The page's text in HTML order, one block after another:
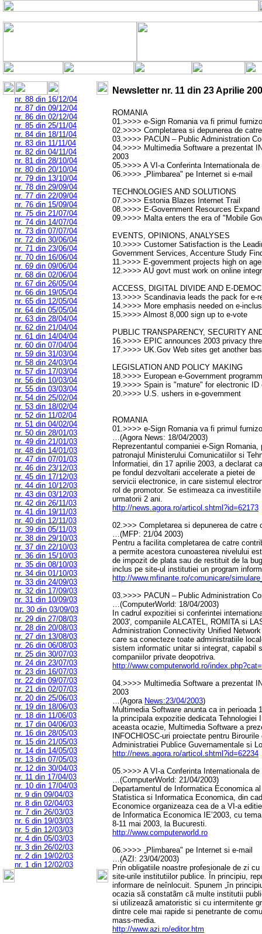
nr. 88 din 16/12/04
nr. 87 din 09/12/04
nr. 86 din 02/12/04
nr. 85 din 25/11/04
nr. 84 din 18/11/04
nr. 83 din 11/11/04
nr. 82 din 04/11/04
nr. 81 din 28/10/04
nr. 80 din 20/10/04
nr. 79 din 13/10/04
nr. 78 din 29/09/04
nr. 77 din 22/09/04
nr. 76 din 15/09/04
nr. 75 din 21/07/04
nr. 74 din 14/07/04
nr. 73 din 07/07/04
nr. 72 din 30/06/04
nr. 71 din 23/06/04
nr. 70 din 16/06/04
nr. 69 din 09/06/04
nr. 68 din 02/06/04
nr. 67 din 26/05/04
nr. 66 din 19/05/04
nr. 65 din 12/05/04
nr. 64 din 05/05/04
nr. 63 din 28/04/04
nr. 62 din 21/04/04
nr. 61 din 14/04/04
nr. 60 din 07/04/04
nr. 59 din 31/03/04
nr. 58 din 24/03/04
nr. 57 din 17/03/04
nr. 56 din 10/03/04
nr. 55 din 03/03/04
nr. 54 din 25/02/04
nr. 53 din 18/02/04
nr. 52 din 11/02/04
nr. 51 din 04/02/04
nr. 50 din 28/01/03
nr. 49 din 21/01/03
nr. 48 din 14/01/03
nr. 47 din 07/01/03
nr. 46 din 23/12/03
nr. 45 din 17/12/03
nr. 44 din 10/12/03
nr. 43 din 03/12/03
nr. 42 din 26/11/03
nr. 41 din 19/11/03
nr. 40 din 12/11/03
nr. 39 din 05/11/03
nr. 38 din 29/10/03
nr. 37 din 22/10/03
nr. 36 din 15/10/03
nr. 35 din 08/10/03
nr. 34 din 01/10/03
nr. 33 din 24/09/03
nr. 32 din 17/09/03
nr. 31 din 10/09/03
nr. 30 din 03/09/03
nr. 29 din 27/08/03
nr. 28 din 20/08/03
nr. 27 din 13/08/03
nr. 26 din 06/08/03
nr. 25 din 30/07/03
nr. 24 din 23/07/03
nr. 23 din 16/07/03
nr. 22 din 09/07/03
nr. 21 din 02/07/03
nr. 20 din 25/06/03
nr. 19 din 18/06/03
nr. 18 din 11/06/03
nr. 17 din 04/06/03
nr. 16 din 28/05/03
nr. 15 din 21/05/03
nr. 14 din 14/05/03
nr. 13 din 07/05/03
nr. 12 din 30/04/03
nr. 11 din 17/04/03
nr. 10 din 17/04/03
nr. 9 din 09/04/03
nr. 8 din 02/04/03
nr. 7 din 26/03/03
nr. 6 din 19/03/03
nr. 5 din 12/03/03
nr. 4 din 05/03/03
nr. 3 din 26/02/03
nr. 2 din 19/02/03
nr. 1 din 12/02/03
Newsletter nr. 11 din 23 Aprilie
ROMANIA
01.>>>> e-Sign Romania va fi primul
02.>>>> Completarea si depunerea de
03.>>>> PACUN – Public Administration
04.>>>> Multimedia Software a prezentat
2003
05.>>>> A VI-a Conferinta Internationala
06.>>>> „Plimbarea" pe Internet si e-mail
TECHNOLOGIES AND SOLUTIONS
07.>>>> Estonia Blazes Internet Trail
08.>>>> E-Government Resources Expand
09.>>>> Malta enters the era of "Mobile
EVENTS, OPINIONS, ANALYSES
10.>>>> Customer Satisfaction is the
Government Services, Accenture Study
11.>>>> E-government projects high on
12.>>>> AU govt must work on online
ACCESS, DIGITAL DIVIDE AND E-
13.>>>> Scandinavia leads the pack for e-
14.>>>> More emphasis needed on e-
15.>>>> Almost 8,000 sign up to e-vote
PUBLIC TRANSPARENCY, SECURITY
16.>>>> EPIC announces 2003 privacy
17.>>>> UK.Gov Web sites get another
LEGISLATION AND POLICY MAKING
18.>>>> European e-Government
19.>>>> Spain is "mature" for electronic ID
20.>>>> U.S. ushers in e-government
ROMANIA
01.>>>> e-Sign Romania va fi primul
…(Agora News: 18/04/2003)
Reprezentantul companiei e-Sign
patronajul Ministerului Comunicatiilor si
Informatiei, din 17 aprilie 2003, a declarat
pe fondul dezvoltarii accelerate a pietei de
servicii electronice, in care sistemul
rol de promotor. Se estimeaza ca
urmatorii 2 ani.
http://news.agora.ro/articol.shtml?id=62173
02.>>> Completarea si depunerea de
…(MFP: 21/04 2003)
Pentru a facilita completarea de catre
a permite acestora cunoasterea nivelului
de impozit de plata sau de restituit de la
inclus pe site-ul institutiei un program
http://www.mfinante.ro/comunicare/
03.>>>> PACUN – Public Administration
…(ComputerWorld: 18/04/2003)
In cadrul expozitiei si conferintei
2003', companiile ALCATEL, ROMITA si
Administration Connectivity Unified
care sa conecteze toate administratiile
sistem informatic unitar si integrat, capabil
companiilor private deopotriva.
http://www.computerworld.ro/
04.>>>> Multimedia Software a prezentat
2003
…(Agora News:23/04/2003)
Multimedia Software anunta ca in perioada
la principala expozitie dedicata Tehnologiei
aceasta ocazie, Multimedia Software a
INFOCHIOSC-uri proiectate pentru
Administratiei Publice Guvernamentale si
http://news.agora.ro/articol.shtml?id=62234
05.>>>> A VI-a Conferinta Internationala
…(ComputerWorld: 21/04/2003)
Departamentul de Informatica Economica
Statistica si Informatica Economica, din
Economice organizeaza cea de a VI-a
de Informatica Economica IE’2003, cu
8-11 mai 2003, la Bucuresti.
http://www.computerworld.ro
06.>>>> „Plimbarea" pe Internet si e-mail
…(AZI: 23/04/2003)
Prin obligatiile noastre profesionale de zi
site-urile institutiilor publice. În principiu,
informare de neînlocuit. Spunem „în
ocazia sã constatãm cã multe institutii
si utilizeazã amatoristic si cu intermitente
dintre cele mai rapide si penetrante de
mass-media.
http://www.azi.ro/editor.htm